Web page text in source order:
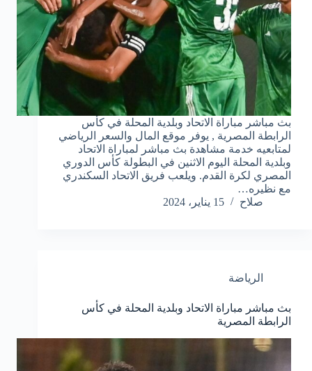
بث مباشر مباراة الاتحاد وبلدية المحلة في كأس
الرابطة المصرية , يوفر موقع المال والسعر الرياضي
لمتابعيه خدمة مشاهدة بث مباشر لمباراة الاتحاد
وبلدية المحلة اليوم الاثنين في البطولة كأس الدوري
المصري لكرة القدم. ويلعب فريق الاتحاد السكندري
مع نظيره…
صلاح
15 يناير، 2024
الرياضة
بث مباشر مباراة الاتحاد وبلدية المحلة في كأس
الرابطة المصرية